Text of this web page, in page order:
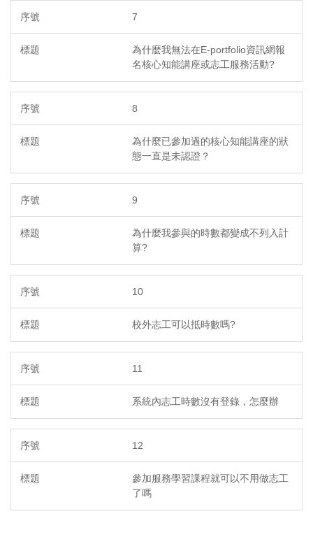
7
為什麼我無法在E-portfolio資訊網報
名核心知能講座或志工服務活動?
8
為什麼已參加過的核心知能講座的狀
態一直是未認證？
9
為什麼我參與的時數都變成不列入計
算?
10
校外志工可以抵時數嗎?
11
系統內志工時數沒有登錄，怎麼辦
12
參加服務學習課程就可以不用做志工
了嗎